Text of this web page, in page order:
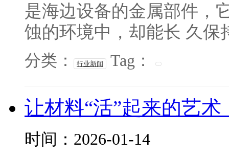
是海边设备的金属部件，
蚀的环境中，却能长 久保
分类： 行业新闻 Tag：
让材料“活”起来的艺
时间：2026-01-14